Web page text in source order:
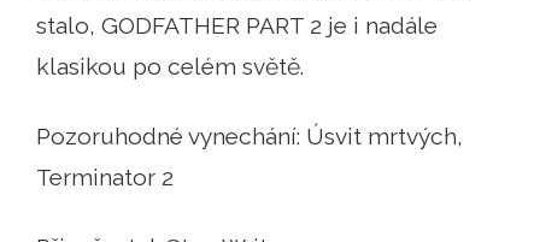
stalo, GODFATHER PART 2 je i nadále
klasikou po celém světě.
Pozoruhodné vynechání: Úsvit mrtvých,
Terminator 2